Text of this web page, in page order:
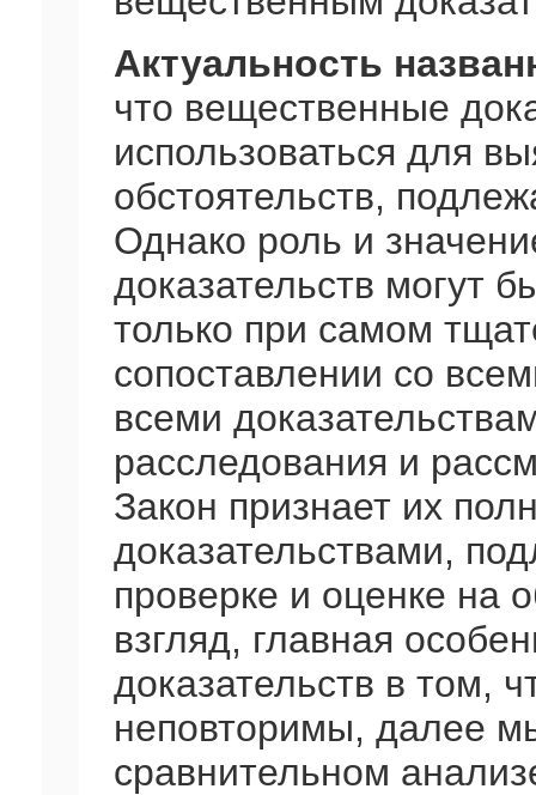
Актуальность
что вещественные
использоваться для
обстоятельств,
Однако роль и
доказательств могут
только при самом
сопоставлении со
всеми
расследования и
Закон признает их
доказательствами,
проверке и оценке на
взгляд, главная
доказательств в том,
неповторимы, далее
сравнительном